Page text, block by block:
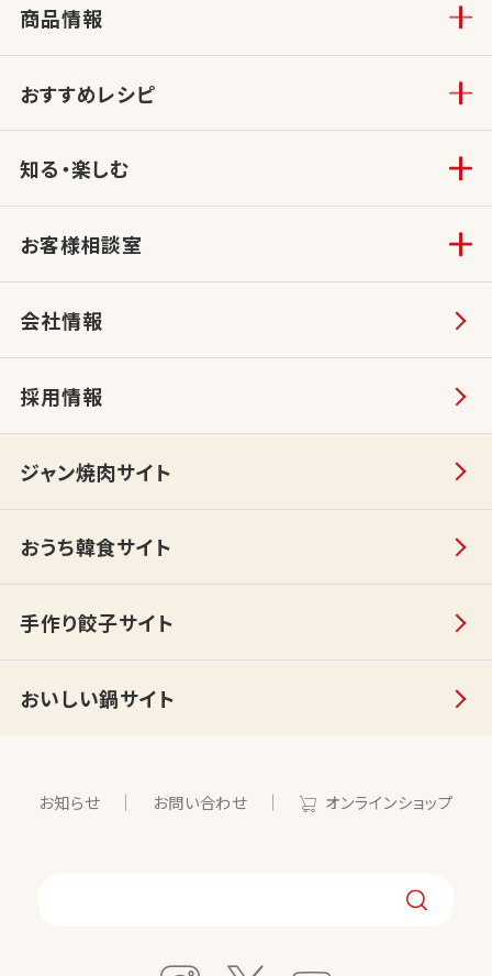
商品情報
おすすめレシピ
知る・楽しむ
お客様相談室
会社情報
採用情報
ジャン焼肉サイト
おうち韓食サイト
手作り餃子サイト
おいしい鍋サイト
お知らせ お問い合わせ オンラインショップ